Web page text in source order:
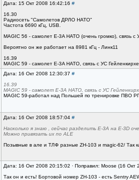
Дата: 15 Окт 2008 16:42:16 #
16.30
Радиосеть "Самолетов ДРЛО НАТО"
Частота 6690 кГц, USB.
MAGIC 56 - самолет E-3A НАТО (очень громко), связь с
Вероятно он же работает на 8981 кГц - Линк11
16.39
MAGIC 59 - самолет E-3A НАТО, связь с УС
Дата: 16 Окт 2008 12:30:37 #
16.39
MAGIC 59 - самолет E-3A НАТО, связь с УС
MAGIC 59-работал над Польшей по тренировке ПВО
Дата: 16 Окт 2008 18:57:04 #
Насколько я знаю , сейчас разделить Е-3A на Е-3D
Можно привязать их по ALE
Позывные в але и ТЛФ разные ZH-103 и magic-62/ Так
Дата: 16 Окт 2008 20:15:02 · Поправил: Moose (16 Окт
Так он и есть! Бортовой номер ZH-103 - есть Sentry